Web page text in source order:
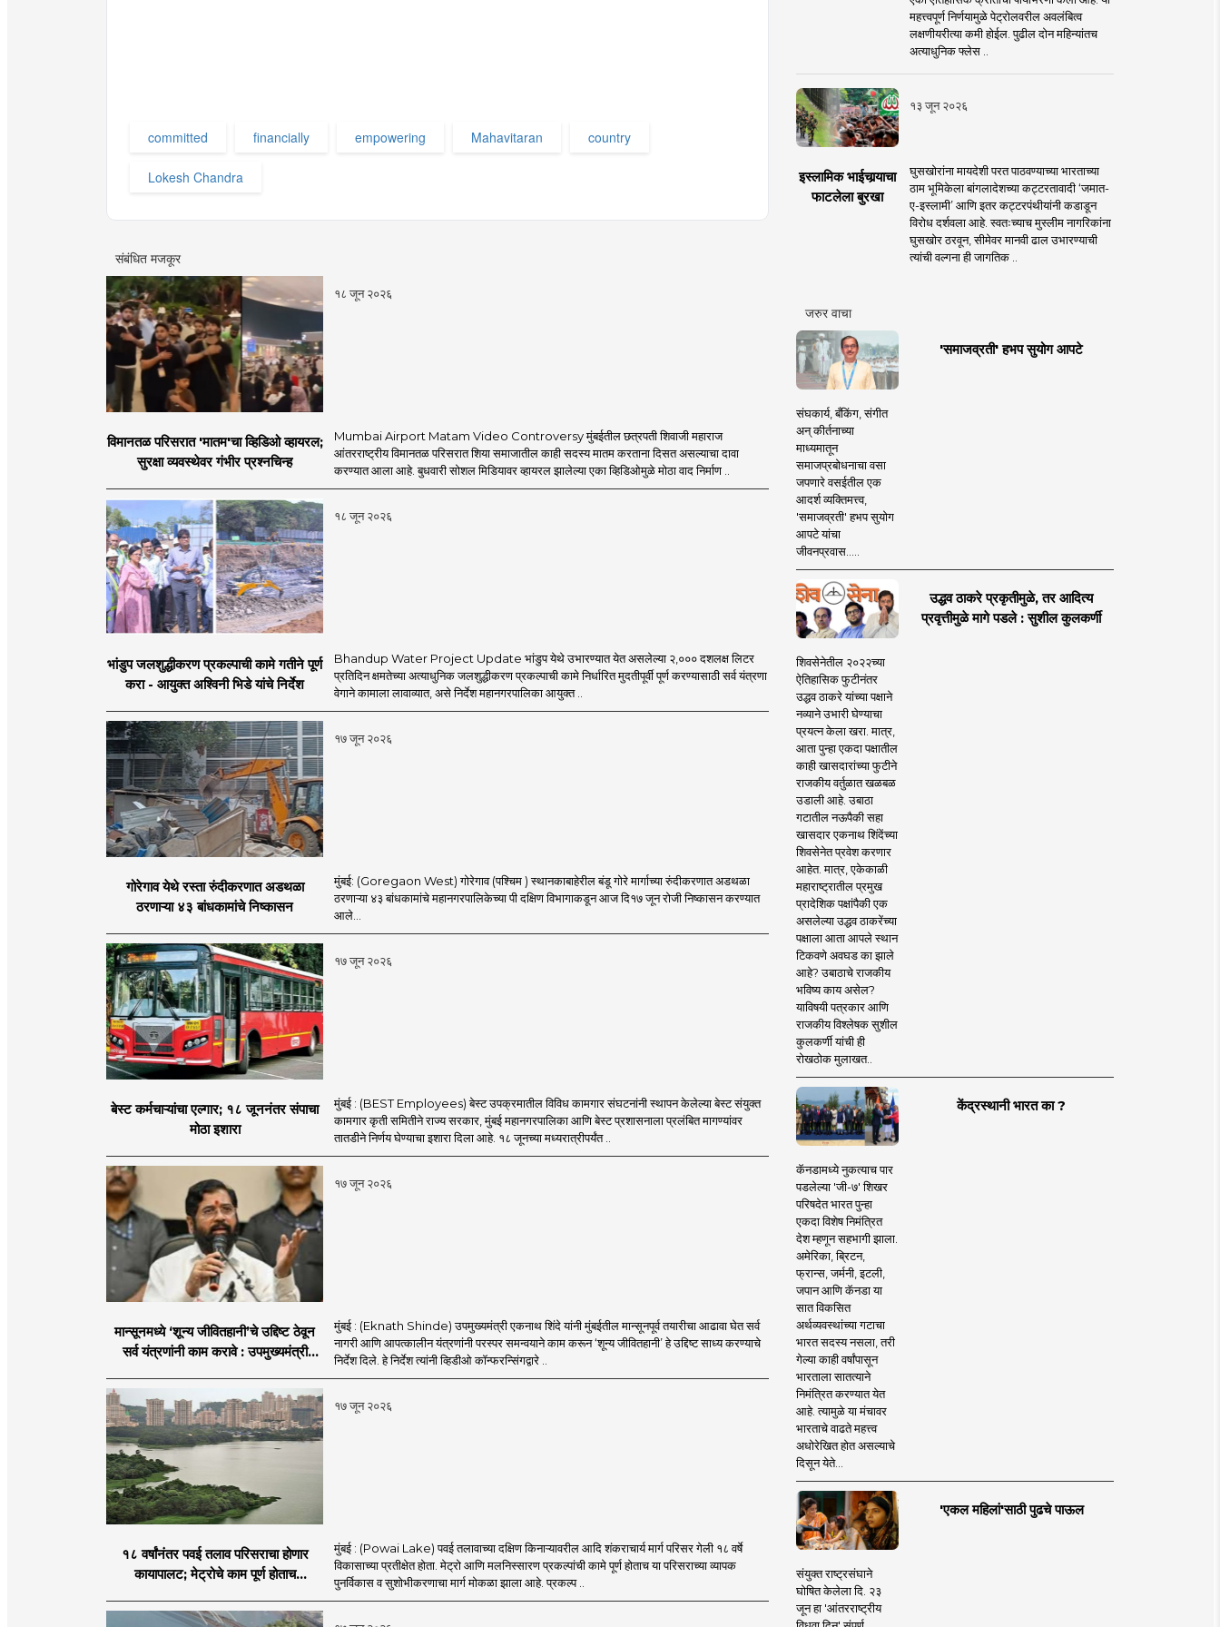
committed financially empowering Mahavitaran country
Lokesh Chandra
संबंधित मजकूर
१८ जून २०२६
विमानतळ परिसरात 'मातम'चा व्हिडिओ व्हायरल;
सुरक्षा व्यवस्थेवर गंभीर प्रश्नचिन्ह
Mumbai Airport Matam Video Controversy मुंबईतील छत्रपती शिवाजी महाराज
आंतरराष्ट्रीय विमानतळ परिसरात शिया समाजातील काही सदस्य मातम करताना दिसत असल्याचा दावा
करण्यात आला आहे. बुधवारी सोशल मिडियावर व्हायरल झालेल्या एका व्हिडिओमुळे मोठा वाद निर्माण ..
१८ जून २०२६
भांडुप जलशुद्धीकरण प्रकल्पाची कामे गतीने पूर्ण
करा - आयुक्त अश्विनी भिडे यांचे निर्देश
Bhandup Water Project Update भांडुप येथे उभारण्यात येत असलेल्या २,००० दशलक्ष लिटर
प्रतिदिन क्षमतेच्या अत्याधुनिक जलशुद्धीकरण प्रकल्पाची कामे निर्धारित मुदतीपूर्वी पूर्ण करण्यासाठी सर्व यंत्रणा
वेगाने कामाला लावाव्यात, असे निर्देश महानगरपालिका आयुक्त ..
१७ जून २०२६
गोरेगाव येथे रस्ता रुंदीकरणात अडथळा
ठरणाऱ्या ४३ बांधकामांचे निष्कासन
मुंबई: (Goregaon West) गोरेगाव (पश्चिम ) स्थानकाबाहेरील बंडू गोरे मार्गाच्या रुंदीकरणात अडथळा
ठरणाऱ्या ४३ बांधकामांचे महानगरपालिकेच्या पी दक्षिण विभागाकडून आज दि१७ जून रोजी निष्कासन करण्यात
आले...
१७ जून २०२६
बेस्ट कर्मचाऱ्यांचा एल्गार; १८ जूननंतर संपाचा
मोठा इशारा
मुंबई : (BEST Employees) बेस्ट उपक्रमातील विविध कामगार संघटनांनी स्थापन केलेल्या बेस्ट संयुक्त
कामगार कृती समितीने राज्य सरकार, मुंबई महानगरपालिका आणि बेस्ट प्रशासनाला प्रलंबित मागण्यांवर
तातडीने निर्णय घेण्याचा इशारा दिला आहे. १८ जूनच्या मध्यरात्रीपर्यंत ..
१७ जून २०२६
मान्सूनमध्ये ‘शून्य जीवितहानी’चे उद्दिष्ट ठेवून
सर्व यंत्रणांनी काम करावे : उपमुख्यमंत्री
मुंबई : (Eknath Shinde) उपमुख्यमंत्री एकनाथ शिंदे यांनी मुंबईतील मान्सूनपूर्व तयारीचा आढावा घेत सर्व
नागरी आणि आपत्कालीन यंत्रणांनी परस्पर समन्वयाने काम करून ‘शून्य जीवितहानी’ हे उद्दिष्ट साध्य करण्याचे
निर्देश दिले. हे निर्देश त्यांनी व्हिडीओ कॉन्फरन्सिंगद्वारे ..
१७ जून २०२६
१८ वर्षांनंतर पवई तलाव परिसराचा होणार
कायापालट; मेट्रोचे काम पूर्ण होताच
मुंबई : (Powai Lake) पवई तलावाच्या दक्षिण किनाऱ्यावरील आदि शंकराचार्य मार्ग परिसर गेली १८ वर्षे
विकासाच्या प्रतीक्षेत होता. मेट्रो आणि मलनिस्सारण प्रकल्पांची कामे पूर्ण होताच या परिसराच्या व्यापक
पुनर्विकास व सुशोभीकरणाचा मार्ग मोकळा झाला आहे. प्रकल्प ..
महत्त्वपूर्ण निर्णयामुळे पेट्रोलवरील अवलंबित्व
लक्षणीयरीत्या कमी होईल. पुढील दोन महिन्यांतच
अत्याधुनिक फ्लेस ..
१३ जून २०२६
इस्लामिक भाईचार्‍याचा
फाटलेला बुरखा
घुसखोरांना मायदेशी परत पाठवण्याच्या भारताच्या
ठाम भूमिकेला बांगलादेशच्या कट्टरतावादी ‘जमात-
ए-इस्लामी’ आणि इतर कट्टरपंथीयांनी कडाडून
विरोध दर्शवला आहे. स्वतःच्याच मुस्लीम नागरिकांना
घुसखोर ठरवून, सीमेवर मानवी ढाल उभारण्याची
त्यांची वल्गना ही जागतिक ..
जरुर वाचा
'समाजव्रती' हभप सुयोग आपटे
संघकार्य, बँकिंग, संगीत
अन् कीर्तनाच्या
माध्यमातून
समाजप्रबोधनाचा वसा
जपणारे वसईतील एक
आदर्श व्यक्तिमत्त्व,
'समाजव्रती' हभप सुयोग
आपटे यांचा
जीवनप्रवास.....
उद्धव ठाकरे प्रकृतीमुळे, तर आदित्य
प्रवृत्तीमुळे मागे पडले : सुशील कुलकर्णी
शिवसेनेतील २०२२च्या
ऐतिहासिक फुटीनंतर
उद्धव ठाकरे यांच्या पक्षाने
नव्याने उभारी घेण्याचा
प्रयत्न केला खरा. मात्र,
आता पुन्हा एकदा पक्षातील
काही खासदारांच्या फुटीने
राजकीय वर्तुळात खळबळ
उडाली आहे. उबाठा
गटातील नऊपैकी सहा
खासदार एकनाथ शिंदेंच्या
शिवसेनेत प्रवेश करणार
आहेत. मात्र, एकेकाळी
महाराष्ट्रातील प्रमुख
प्रादेशिक पक्षांपैकी एक
असलेल्या उद्धव ठाकरेंच्या
पक्षाला आता आपले स्थान
टिकवणे अवघड का झाले
आहे? उबाठाचे राजकीय
भविष्य काय असेल?
याविषयी पत्रकार आणि
राजकीय विश्लेषक सुशील
कुलकर्णी यांची ही
रोखठोक मुलाखत..
केंद्रस्थानी भारत का ?
कॅनडामध्ये नुकत्याच पार
पडलेल्या 'जी-७' शिखर
परिषदेत भारत पुन्हा
एकदा विशेष निमंत्रित
देश म्हणून सहभागी झाला.
अमेरिका, ब्रिटन,
फ्रान्स, जर्मनी, इटली,
जपान आणि कॅनडा या
सात विकसित
अर्थव्यवस्थांच्या गटाचा
भारत सदस्य नसला, तरी
गेल्या काही वर्षांपासून
भारताला सातत्याने
निमंत्रित करण्यात येत
आहे. त्यामुळे या मंचावर
भारताचे वाढते महत्त्व
अधोरेखित होत असल्याचे
दिसून येते...
'एकल महिलां'साठी पुढचे पाऊल
संयुक्त राष्ट्रसंघाने
घोषित केलेला दि. २३
जून हा 'आंतरराष्ट्रीय